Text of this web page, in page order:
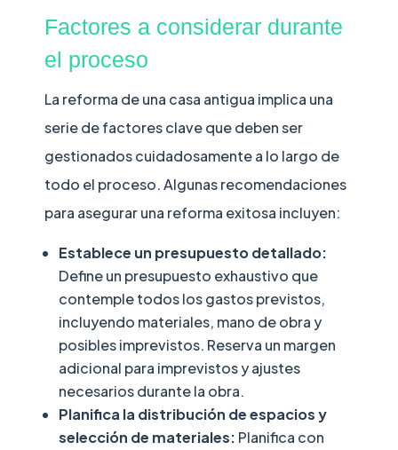
Factores a considerar durante
el proceso
La reforma de una casa antigua implica una
serie de factores clave que deben ser
gestionados cuidadosamente a lo largo de
todo el proceso. Algunas recomendaciones
para asegurar una reforma exitosa incluyen:
Establece un presupuesto detallado:
Define un presupuesto exhaustivo que
contemple todos los gastos previstos,
incluyendo materiales, mano de obra y
posibles imprevistos. Reserva un margen
adicional para imprevistos y ajustes
necesarios durante la obra.
Planifica la distribución de espacios y
selección de materiales: Planifica con